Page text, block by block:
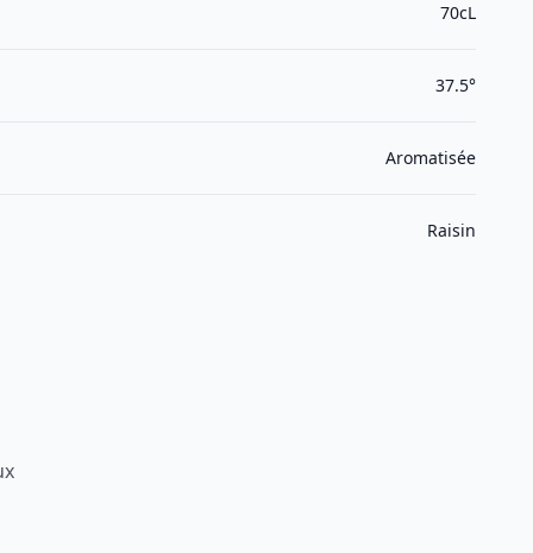
70cL
37.5°
Aromatisée
Raisin